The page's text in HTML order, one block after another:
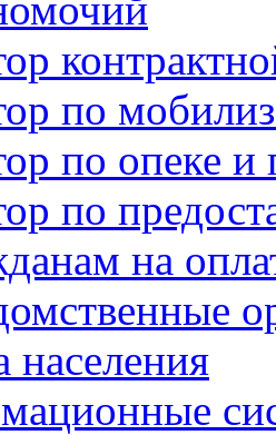
по
по опеке и
по
на
населения